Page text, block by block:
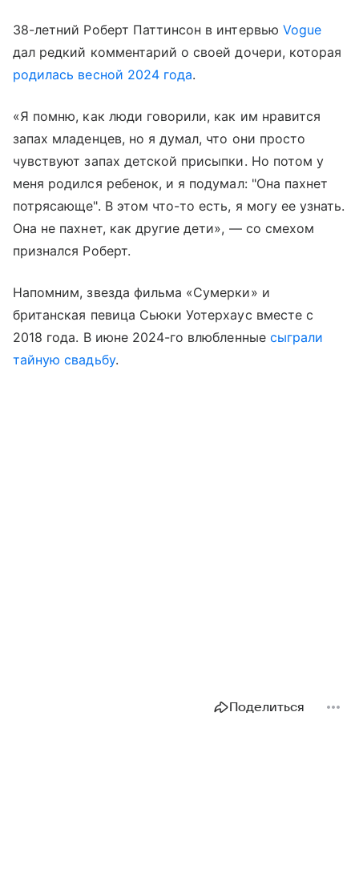
38-летний Роберт Паттинсон в интервью Vogue
дал редкий комментарий о своей дочери, которая
родилась весной 2024 года.
«Я помню, как люди говорили, как им нравится
запах младенцев, но я думал, что они просто
чувствуют запах детской присыпки. Но потом у
меня родился ребенок, и я подумал: "Она пахнет
потрясающе". В этом что-то есть, я могу ее узнать.
Она не пахнет, как другие дети», — со смехом
признался Роберт.
Напомним, звезда фильма «Сумерки» и
британская певица Сьюки Уотерхаус вместе с
2018 года. В июне 2024-го влюбленные сыграли
тайную свадьбу.
Поделиться